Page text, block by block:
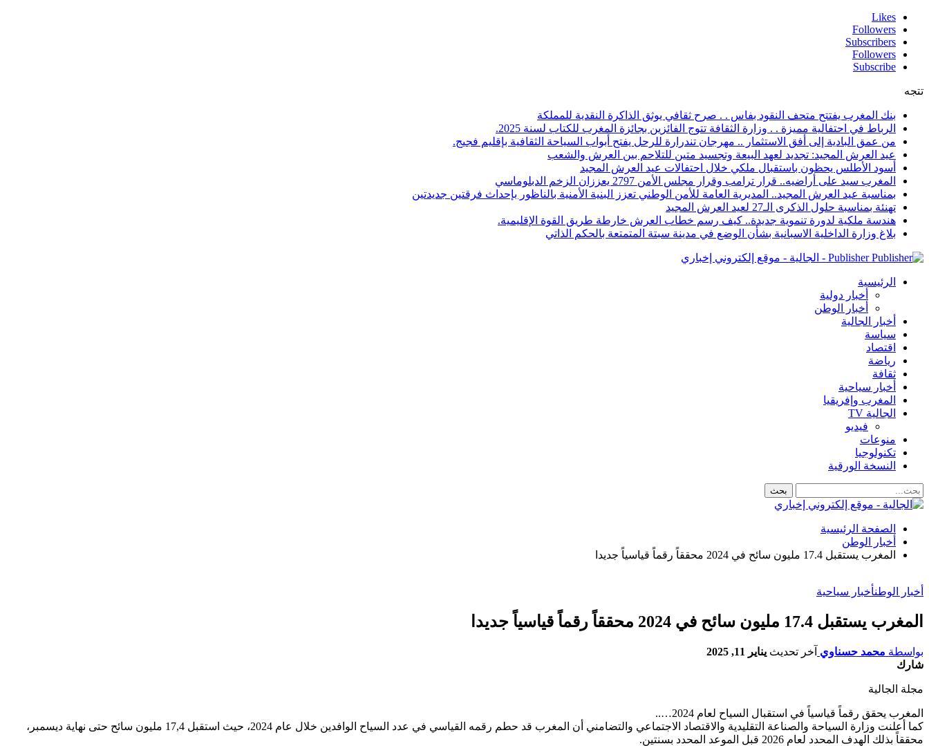
Likes
Followers
Subscribers
Followers
Subscribe
تتجه
بنك المغرب يفتتح متحف النقود بفاس . . صرح ثقافي يوثق الذاكرة النقدية للمملكة
الرباط في احتفالية مميزة . . وزارة الثقافة تتوج الفائزين بجائزة المغرب للكتاب لسنة 2025.
من عمق البادية إلى أفق الاستثمار .. مهرجان تندرارة للرحل يفتح أبواب السياحة الثقافية بإقليم فجيج.
عيد العرش المجيد: تجديد لعهد البيعة وتجسيد متين للتلاحم بين العرش والشعب
أسود الأطلس يحظون باستقبال ملكي خلال احتفالات عيد العرش المجيد
المغرب سيد على أراضيه.. قرار ترامب وقرار مجلس الأمن 2797 يعززان الزخم الدبلوماسي
بمناسبة عيد العرش المجيد.. المديرية العامة للأمن الوطني تعزز البنية الأمنية بالناظور بإحداث فرقتين جديدتين
تهنئة بمناسبة حلول الذكرى الـ27 لعيد العرش المجيد
هندسة ملكية لدورة تنموية جديدة.. كيف رسم خطاب العرش خارطة طريق القوة الإقليمية.
بلاغ وزارة الداخلية الاسبانية بشأن الوضع في مدينة سبتة المتمتعة بالحكم الذاتي
Publisher - الجالية - موقع إلكتروني إخباري
الرئيسية
أخبار دولية
أخبار الوطن
أخبار الجالية
سياسة
اقتصاد
رياضة
ثقافة
أخبار سياحية
المغرب وإفريقيا
الجالية TV
فيديو
منوعات
تكنولوجيا
النسخة الورقية
الصفحة الرئيسية
أخبار الوطن
المغرب يستقبل 17.4 مليون سائح في 2024 محققاً رقماً قياسياً جديدا
أخبار الوطنأخبار سياحية
المغرب يستقبل 17.4 مليون سائح في 2024 محققاً رقماً قياسياً جديدا
بواسطة محمد حسناوي آخر تحديث يناير 11, 2025
شارك
مجلة الجالية
المغرب يحقق رقماً قياسياً في استقبال السياح لعام 2024…..
كما أعلنت وزارة السياحة والصناعة التقليدية والاقتصاد الاجتماعي والتضامني أن المغرب قد حطم رقمه القياسي في عدد السياح الوافدين خلال عام 2024، حيث استقبل 17,4 مليون سائح حتى نهاية ديسمبر،
محققاً بذلك الهدف المحدد لعام 2026 قبل الموعد المحدد بسنتين.